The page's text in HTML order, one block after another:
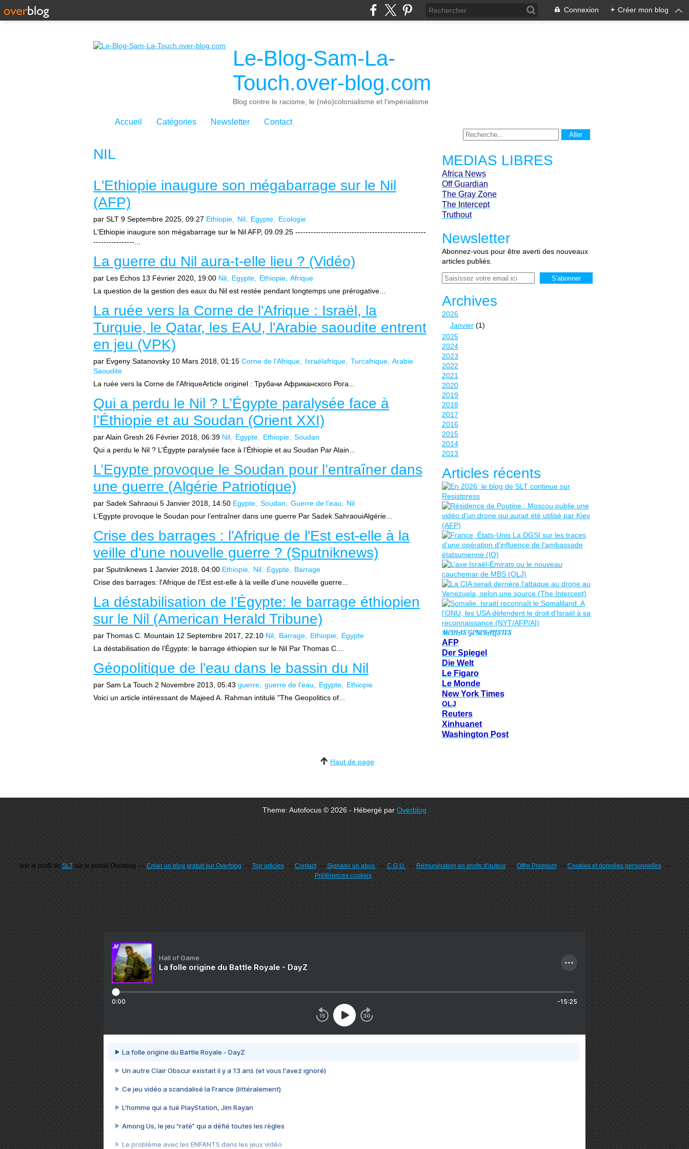
Connexion + Créer mon blog
Le-Blog-Sam-La-
Touch.over-blog.com
Blog contre le racisme, le (néo)colonialisme et l'impérialisme
Accueil Catégories Newsletter Contact
NIL
L'Ethiopie inaugure son mégabarrage sur le Nil
(AFP)
par SLT 9 Septembre 2025, 09:27 Ethiopie Nil Egypte
Ecologie
L'Ethiopie inaugure son mégabarrage sur le Nil AFP, 09.09.25 ---------------------------------------------------
----------------...
La guerre du Nil aura-t-elle lieu ? (Vidéo)
par Les Echos 13 Février 2020, 19:00 Nil Egypte Ethiopie Afrique
La question de la gestion des eaux du Nil est restée pendant longtemps une prérogative...
La ruée vers la Corne de l'Afrique : Israël, la
Turquie, le Qatar, les EAU, l'Arabie saoudite entrent
en jeu (VPK)
par Evgeny Satanovsky 10 Mars 2018, 01:15 Corne de l'Afrique Israélafrique Turcafrique Arabie
Saoudite
La ruée vers la Corne de l'AfriqueArticle originel : Трубачи Африканского Рога...
Qui a perdu le Nil ? L’Égypte paralysée face à
l’Éthiopie et au Soudan (Orient XXI)
par Alain Gresh 26 Février 2018, 06:39 Nil Egypte Ethiopie
Soudan
Qui a perdu le Nil ? L’Égypte paralysée face à l’Éthiopie et au Soudan Par Alain...
L’Egypte provoque le Soudan pour l’entraîner dans
une guerre (Algérie Patriotique)
par Sadek Sahraoui 5 Janvier 2018, 14:50 Egypte Soudan Guerre de l'eau
Nil
L’Egypte provoque le Soudan pour l’entraîner dans une guerre Par Sadek SahraouiAlgérie...
Crise des barrages : l'Afrique de l'Est est-elle à la
veille d'une nouvelle guerre ? (Sputniknews)
par Sputniknews 1 Janvier 2018, 04:00 Ethiopie Nil Egypte
Barrage
Crise des barrages: l'Afrique de l'Est est-elle à la veille d'une nouvelle guerre...
La déstabilisation de l’Égypte: le barrage éthiopien
sur le Nil (American Herald Tribune)
par Thomas C. Mountain 12 Septembre 2017, 22:10 Nil Barrage Ethiopie
Egypte
La déstabilisation de l’Égypte: le barrage éthiopien sur le Nil Par Thomas C....
Géopolitique de l'eau dans le bassin du Nil
par Sam La Touch 2 Novembre 2013, 05:43 guerre guerre de l'eau Egypte
Ethiopie
Voici un article intéressant de Majeed A. Rahman intitulé "The Geopolitics of...
MEDIAS LIBRES
Africa News
Off Guardian
The Gray Zone
The Intercept
Truthout
Newsletter
Abonnez-vous pour être averti des nouveaux
articles publiés.
Email
Archives
2026
Janvier (1)
2025
2024
2023
2022
2021
2020
2019
2018
2017
2016
2015
2014
2013
Articles récents
MEDIAS GENERALISTES
AFP
Der Spiegel
Die Welt
Le Figaro
Le Monde
New York Times
OLJ
Reuters
Xinhuanet
Washington Post
Haut de page
Theme: Autofocus © 2026 - Hébergé parOverblog
Voir le profil deSLTsur le portail Overblog Créer un blog gratuit sur Overblog Top articles Contact Signaler un abus C.G.U. Rémunération en droits d'auteur Offre Premium
Cookies et données personnelles
Préférences cookies
Hall of Game
La folle origine du Battle Royale - DayZ
0:00 -15:25
La folle origine du Battle Royale - DayZ
Un autre Clair Obscur existait il y a 13 ans (et vous l'avez ignoré)
Ce jeu vidéo a scandalisé la France (littéralement)
L’homme qui a tué PlayStation, Jim Rayan
Among Us, le jeu “raté” qui a défié toutes les règles
Le problème avec les ENFANTS dans les jeux vidéo